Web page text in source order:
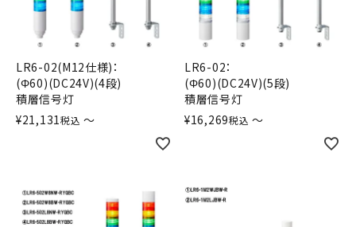
LR6-02(M12仕様)：
(Φ60)(DC24V)(4段)
積層信号灯
¥21,131税込 〜
LR6-02：
(Φ60)(DC24V)(5段)
積層信号灯
¥16,269税込 〜